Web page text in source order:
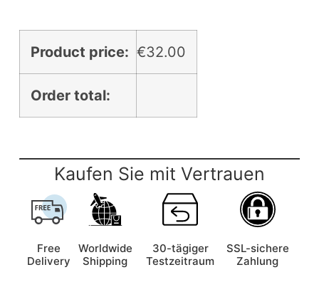
Product price: €32.00
Order total:
Kaufen Sie mit Vertrauen
Free
Delivery
Worldwide
Shipping
30-tägiger
Testzeitraum
SSL-sichere
Zahlung